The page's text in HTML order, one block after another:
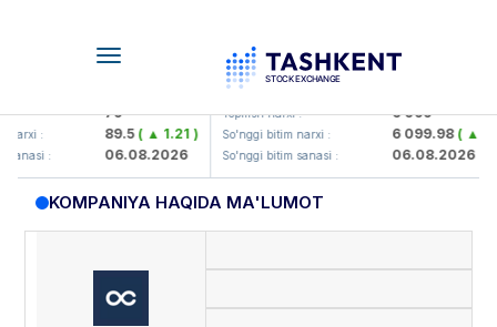
Toggle
79
: 89.5( ▲ 1.21 )
: 06.08.2026
UZMK (<O'zmetkombinat> AJ)
Yopilish narxi : 6 099
So'nggi bitim narxi : 6 099.98( ▲ 0.1 )
So'nggi bitim sanasi : 06.08.2026
KOMPANIYA HAQIDA MA'LUMOT